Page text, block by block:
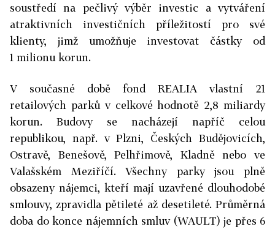
soustředí na pečlivý výběr investic a vytváření
atraktivních investičních příležitostí pro své
klienty, jimž umožňuje investovat částky od
1 milionu korun.
V současné době fond REALIA vlastní 21
retailových parků v celkové hodnotě 2,8 miliardy
korun. Budovy se nacházejí napříč celou
republikou, např. v Plzni, Českých Budějovicích,
Ostravě, Benešově, Pelhřimově, Kladně nebo ve
Valašském Meziříčí. Všechny parky jsou plně
obsazeny nájemci, kteří mají uzavřené dlouhodobé
smlouvy, zpravidla pětileté až desetileté. Průměrná
doba do konce nájemních smluv (WAULT) je přes 6